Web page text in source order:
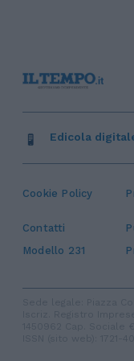
Cookie Policy
Contatti
Modello 231
Edicola